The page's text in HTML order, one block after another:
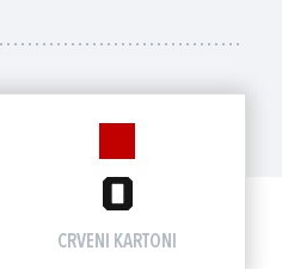
0
CRVENI KARTONI